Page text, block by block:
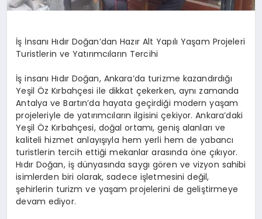
İş İnsanı Hıdır Doğan’dan Hazır Alt Yapılı Yaşam Projeleri
Turistlerin ve Yatırımcıların Tercihi
İş insanı Hıdır Doğan, Ankara’da turizme kazandırdığı
Yeşil Öz Kırbahçesi ile dikkat çekerken, aynı zamanda
Antalya ve Bartın’da hayata geçirdiği modern yaşam
projeleriyle de yatırımcıların ilgisini çekiyor. Ankara’daki
Yeşil Öz Kırbahçesi, doğal ortamı, geniş alanları ve
kaliteli hizmet anlayışıyla hem yerli hem de yabancı
turistlerin tercih ettiği mekanlar arasında öne çıkıyor.
Hıdır Doğan, iş dünyasında saygı gören ve vizyon sahibi
isimlerden biri olarak, sadece işletmesini değil,
şehirlerin turizm ve yaşam projelerini de geliştirmeye
devam ediyor.